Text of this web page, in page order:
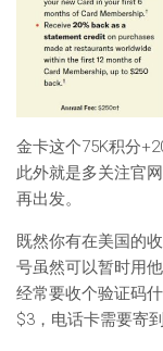
金卡这个75K积分
此外就是多关注官
再出发。
既然你有在美国的
号虽然可以暂时用
经常要收个验证码
$3，电话卡需要寄